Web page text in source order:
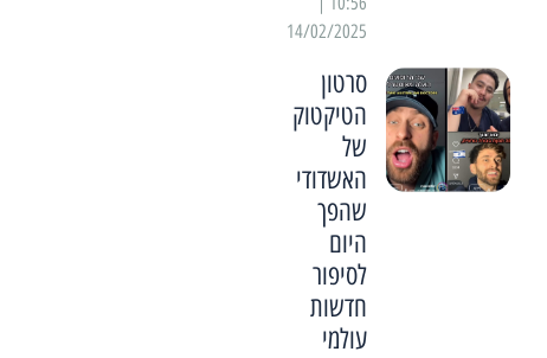
14/02/2025
סרטון
הטיקטוק
של
האשדודי
שהפך
היום
לסיפור
חדשות
עולמי